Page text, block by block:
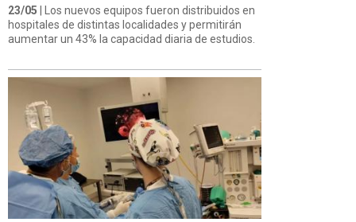
23/05 | Los nuevos equipos fueron distribuidos en
hospitales de distintas localidades y permitirán
aumentar un 43% la capacidad diaria de estudios.